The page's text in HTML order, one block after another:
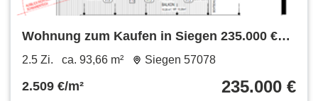
Wohnung zum Kaufen in Siegen 235.000 €
93.66 m²
2.5 Zi. ca. 93,66 m² Siegen 57078
2.509 €/m² 235.000 €